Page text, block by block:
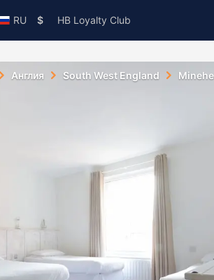
RU $ HB Loyalty Club
Англия South West England